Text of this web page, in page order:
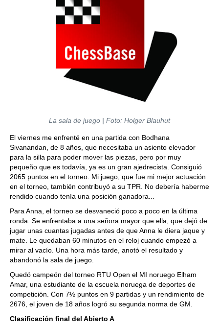
La sala de juego | Foto: Holger Blauhut
El viernes me enfrenté en una partida con Bodhana
Sivanandan, de 8 años, que necesitaba un asiento elevador
para la silla para poder mover las piezas, pero por muy
pequeño que es todavía, ya es un gran ajedrecista. Consiguió
2065 puntos en el torneo. Mi juego, que fue mi mejor actuación
en el torneo, también contribuyó a su TPR. No debería haberme
rendido cuando tenía una posición ganadora...
Para Anna, el torneo se desvaneció poco a poco en la última
ronda. Se enfrentaba a una señora mayor que ella, que dejó de
jugar unas cuantas jugadas antes de que Anna le diera jaque y
mate. Le quedaban 60 minutos en el reloj cuando empezó a
mirar al vacío. Una hora más tarde, anotó el resultado y
abandonó la sala de juego.
Quedó campeón del torneo RTU Open el MI noruego Elham
Amar, una estudiante de la escuela noruega de deportes de
competición. Con 7½ puntos en 9 partidas y un rendimiento de
2676, el joven de 18 años logró su segunda norma de GM.
Clasificación final del Abierto A